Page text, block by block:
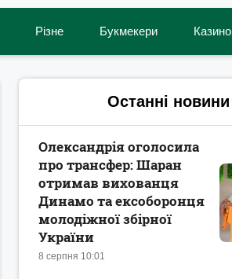
Різне Букмекери Казино
Останні новини
8 серпня 10:01
Олександрія оголосила
про трансфер: Шаран
отримав вихованця
Динамо та ексоборонця
молодіжної збірної
України